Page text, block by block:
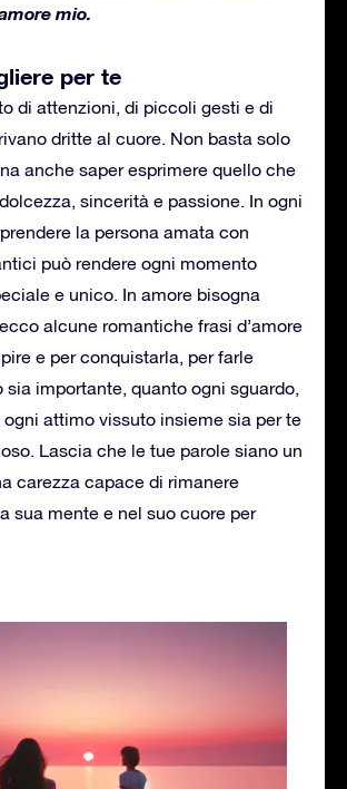
mio.
per te
di attenzioni, di piccoli gesti e di
dritte al cuore. Non basta solo
anche saper esprimere quello che
sincerità e passione. In ogni
la persona amata con
può rendere ogni momento
e unico. In amore bisogna
alcune romantiche frasi d’amore
e per conquistarla, per farle
sia importante, quanto ogni sguardo,
ogni attimo vissuto insieme sia per te
Lascia che le tue parole siano un
carezza capace di rimanere
sua mente e nel suo cuore per